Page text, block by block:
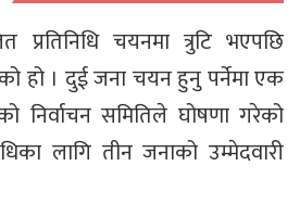
चयनमा त्रुटि भएपछि
हो । दुई जना चयन हुनु पर्नेमा एक
निर्वाचन समितिले घोषणा गरेको
लागि तीन जनाको उम्मेदवारी